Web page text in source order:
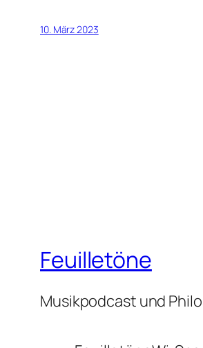
10. März 2023
Feuilletöne
Musikpodcast und